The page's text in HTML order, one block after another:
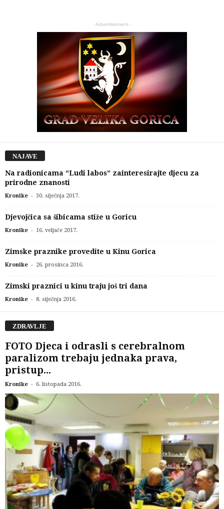
- Advertisement -
NAJAVE
Na radionicama “Ludi labos” zainteresirajte djecu za
prirodne znanosti
Kronike - 30. siječnja 2017.
Djevojčica sa šibicama stiže u Goricu
Kronike - 16. veljače 2017.
Zimske praznike provedite u Kinu Gorica
Kronike - 26. prosinca 2016.
Zimski praznici u kinu traju još tri dana
Kronike - 8. siječnja 2016.
ZDRAVLJE
FOTO Djeca i odrasli s cerebralnom
paralizom trebaju jednaka prava,
pristup...
Kronike - 6. listopada 2016.